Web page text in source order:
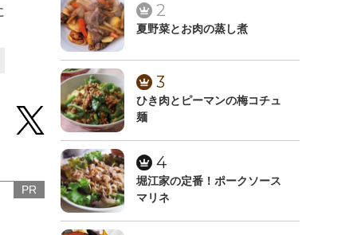
PR
2
夏野菜とお肉の蒸し煮
3
ひき肉とピーマンの梅コチュ
麺
4
堀江家の定番！ポークソース
マリネ